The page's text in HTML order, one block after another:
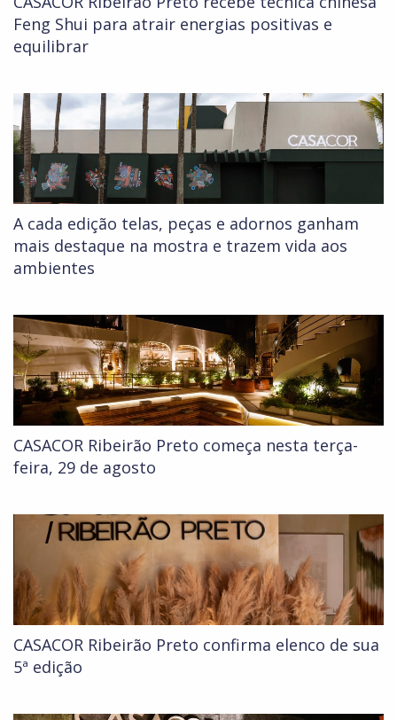
Feng Shui para atrair energias positivas e
equilibrar
A cada edição telas, peças e adornos ganham
mais destaque na mostra e trazem vida aos
ambientes
CASACOR Ribeirão Preto começa nesta terça-
feira, 29 de agosto
CASACOR Ribeirão Preto confirma elenco de sua
5ª edição